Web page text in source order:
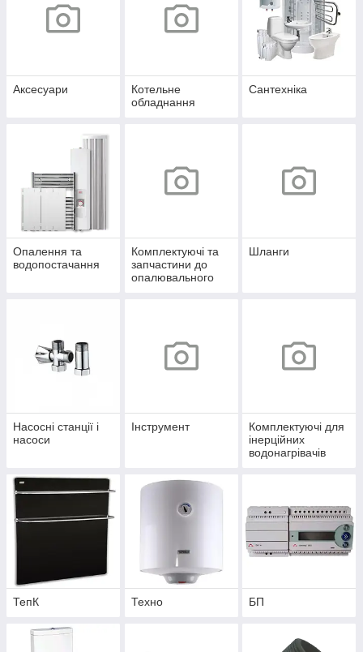
Аксесуари
Котельне
обладнання
Сантехніка
Опалення та
водопостачання
Комплектуючі та
запчастини до
опалювального
Шланги
Насосні станції і
насоси
Інструмент
Комплектуючі для
інерційних
водонагрівачів
ТепК Техно БП